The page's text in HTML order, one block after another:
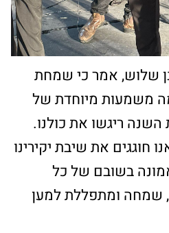
מפת האתר
ראשי
טירת הכרמל
חיפה
קרית אתא
קרית שמואל
קרית מוצקין
קרית ביאליק
כאן יכולים להופיע כל מיני קישורים
קישורים חשובים